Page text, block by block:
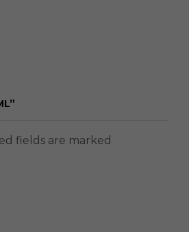
fields are marked